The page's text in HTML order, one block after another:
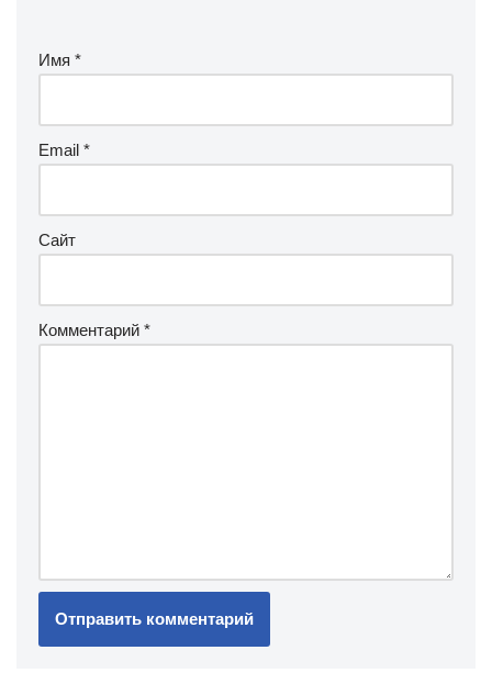
Имя *
Email *
Сайт
Комментарий *